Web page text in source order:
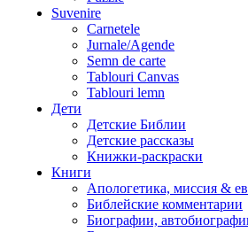
Suvenire
Carnetele
Jurnale/Agende
Semn de carte
Tablouri Canvas
Tablouri lemn
Дети
Детские Библии
Детские рассказы
Книжки-раскраски
Книги
Апологетика, миссия &
Библейские комментарии
Биографии,